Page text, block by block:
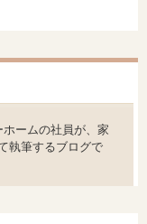
ームの社員が、家
執筆するブログで